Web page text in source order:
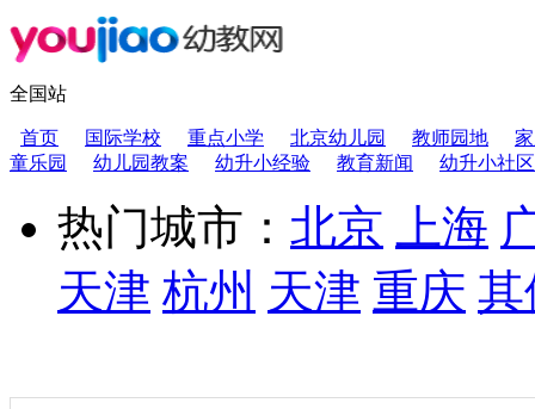
全国站
首页 国际学校 重点小学 北京幼儿园 教师园地
童乐园
幼儿园教案 幼升小经验 教育新闻 幼升小社区
热门城市： 北京 上海
天津 杭州 天津 重庆 其